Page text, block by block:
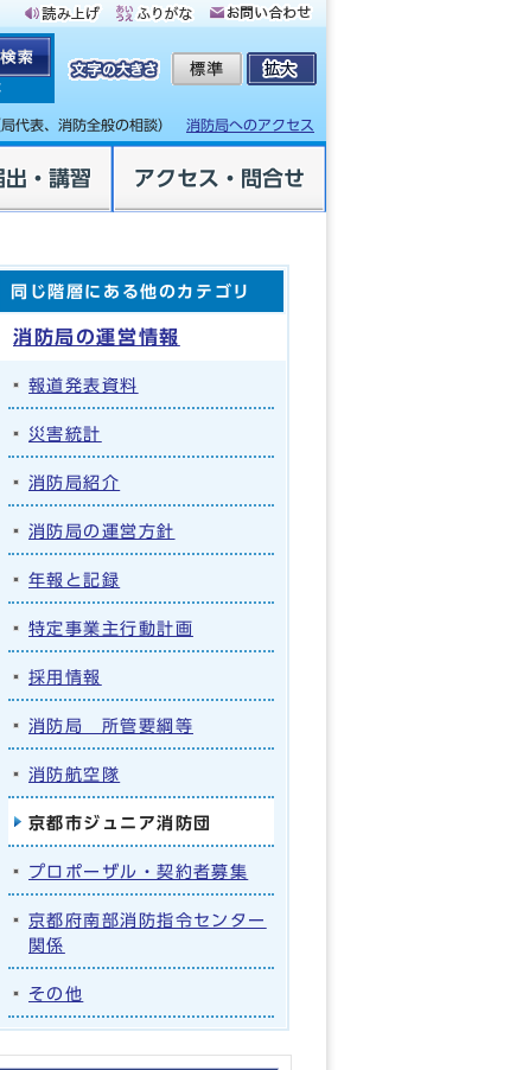
局代表、消防全般の相談） 消防局へのアクセス
出・講習 アクセス・問合せ
同じ階層にある他のカテゴリ
消防局の運営情報
報道発表資料
災害統計
消防局紹介
消防局の運営方針
年報と記録
特定事業主行動計画
採用情報
消防局 所管要綱等
消防航空隊
京都市ジュニア消防団
プロポーザル・契約者募集
京都府南部消防指令センター
関係
その他